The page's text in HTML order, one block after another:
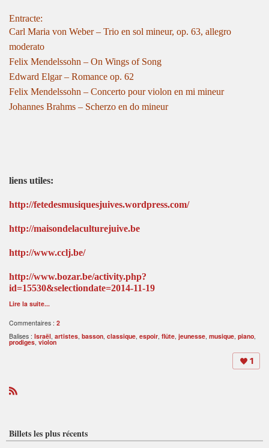
Entracte:
Carl Maria von Weber – Trio en sol mineur, op. 63, allegro
moderato
Felix Mendelssohn – On Wings of Song
Edward Elgar – Romance op. 62
Felix Mendelssohn – Concerto pour violon en mi mineur
Johannes Brahms – Scherzo en do mineur
liens utiles:
http://fetedesmusiquesjuives.wordpress.com/
http://maisondelaculturejuive.be
http://www.cclj.be/
http://www.bozar.be/activity.php?
id=15530&selectiondate=2014-11-19
Lire la suite...
Commentaires : 2
Balises : Israël, artistes, basson, classique, espoir, flûte, jeunesse, musique, piano,
prodiges, violon
1
R
Billets les plus récents